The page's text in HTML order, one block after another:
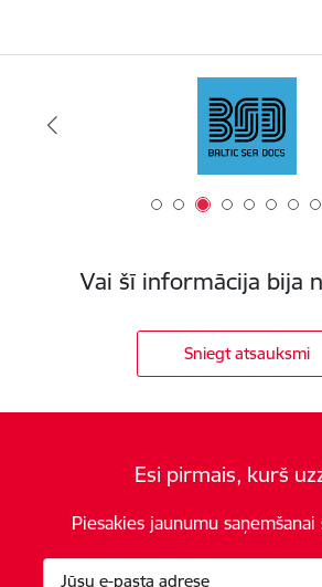
Vai šī informācija bija
Sniegt atsauksmi
Esi pirmais, kurš
Piesakies jaunumu saņemšanai